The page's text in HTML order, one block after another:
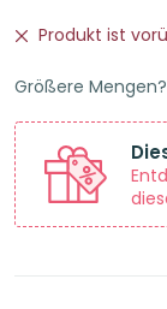
Produkt ist
Größere Mengen?